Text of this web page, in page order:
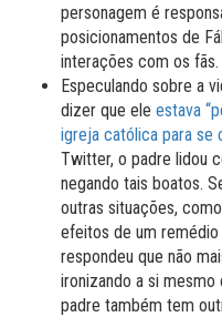
personagem é
posicionamentos de
interações com os fãs.
Especulando sobre a
dizer que ele estava
igreja católica para se
Twitter, o padre lidou
negando tais boatos.
outras situações,
efeitos de um
respondeu que não
ironizando a si mesmo
padre também tem